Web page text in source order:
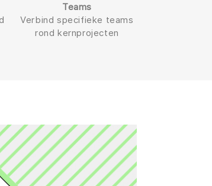
Teams
Verbind specifieke teams
rond kernprojecten